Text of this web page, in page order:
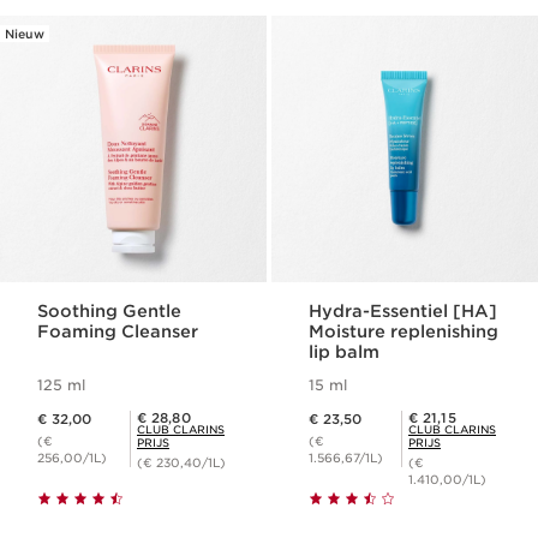
Nieuw
Soothing Gentle
Foaming Cleanser
125 ml
€ 32,00
(€
256,00/1L)
Club Clarins Prijs € 28,80
€ 28,80
CLUB CLARINS
PRIJS
(€ 230,40/1L)
Hydra-Essentiel [HA]
Moisture replenishing
lip balm
15 ml
€ 23,50
(€
1.566,67/1L)
Club Clarins Prijs € 21,15
€ 21,15
CLUB CLARINS
PRIJS
(€
1.410,00/1L)